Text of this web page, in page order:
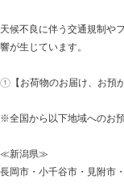
天候不良に伴う交通規制や
響が生じています。
①【お荷物のお届け、お預
※全国から以下地域へのお
≪新潟県≫
長岡市・小千谷市・見附市